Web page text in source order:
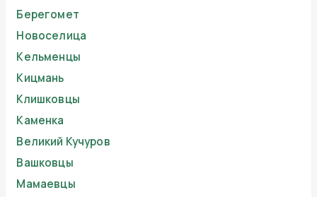
Берегомет
Новоселица
Кельменцы
Кицмань
Клишковцы
Каменка
Великий Кучуров
Вашковцы
Мамаевцы